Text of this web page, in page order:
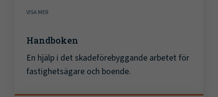
VISA MER
Handboken
En hjälp i det skadeförebyggande arbetet för
fastighetsägare och boende.